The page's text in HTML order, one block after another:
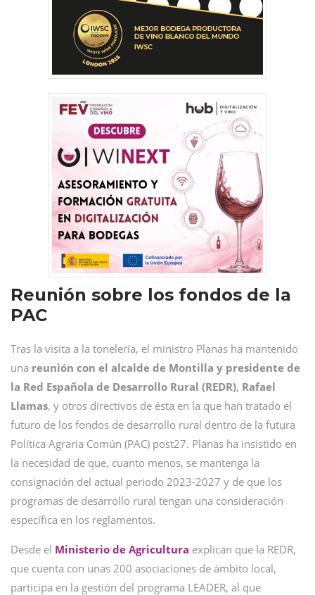
Reunión sobre los fondos de la
PAC
Tras la visita a la tonelería, el ministro Planas ha mantenido
una reunión con el alcalde de Montilla y presidente de
la Red Española de Desarrollo Rural (REDR), Rafael
Llamas, y otros directivos de ésta en la que han tratado el
futuro de los fondos de desarrollo rural dentro de la futura
Política Agraria Común (PAC) post27. Planas ha insistido en
la necesidad de que, cuanto menos, se mantenga la
consignación del actual periodo 2023-2027 y de que los
programas de desarrollo rural tengan una consideración
específica en los reglamentos.
Desde el Ministerio de Agricultura explican que la REDR,
que cuenta con unas 200 asociaciones de ámbito local,
participa en la gestión del programa LEADER, al que